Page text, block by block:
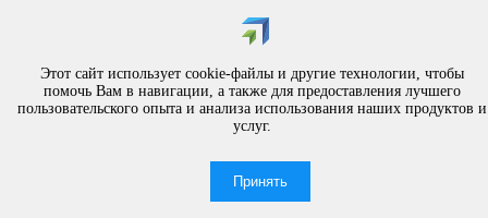
Порядок рассмотрения обращений
Личный приём
Электронные обращения
Вышестоящая организация
По вопросам отсутствия тепло- и
Этот сайт использует cookie-файлы и другие технологии, чтобы
помочь Вам в навигации, а также для предоставления лучшего
пользовательского опыта и анализа использования наших продуктов и
услуг.
Принять